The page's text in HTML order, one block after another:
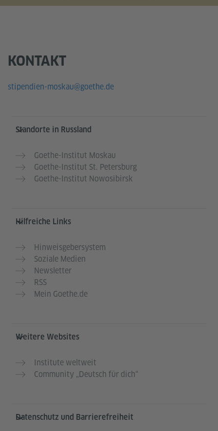
KONTAKT
stipendien-moskau@goethe.de
Service- und Informationsbereich
Standorte in Russland
Goethe-Institut Moskau
Goethe-Institut St. Petersburg
Goethe-Institut Nowosibirsk
Hilfreiche Links
Hinweisgebersystem
Soziale Medien
Newsletter
RSS
Mein Goethe.de
Weitere Websites
Institute weltweit
Community „Deutsch für dich“
Datenschutz und Barrierefreiheit